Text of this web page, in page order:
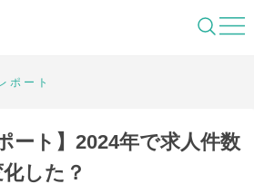
の一歩先を照らすメディ
ポート
ート】2024年で求人件数
した？